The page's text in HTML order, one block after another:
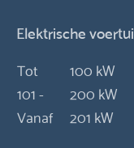
Elektrische
Tot
100 kW
101 -
200 kW
Vanaf
201 kW